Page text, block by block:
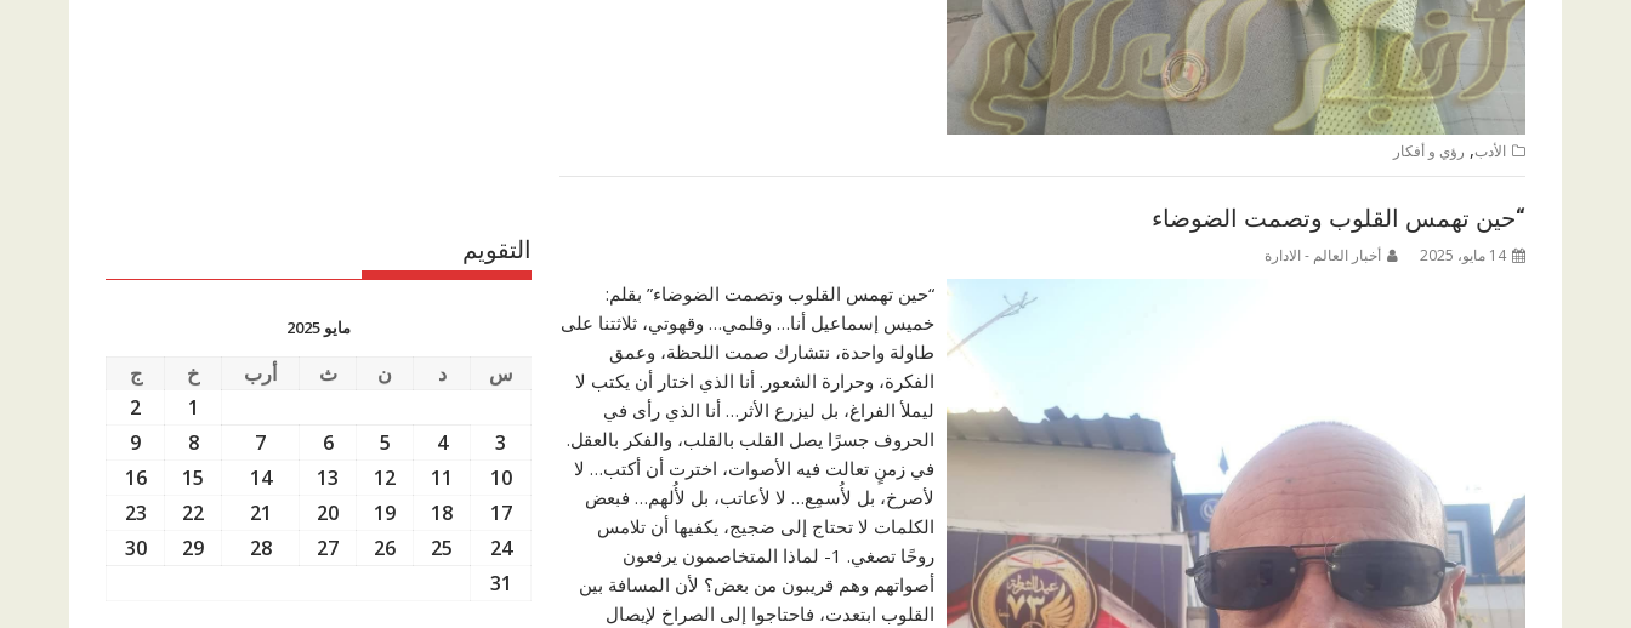
الأدب, رؤي و أفكار
“حين تهمس القلوب وتصمت الضوضاء
14 مايو، 2025 أخبار العالم - الادارة
“حين تهمس القلوب وتصمت الضوضاء” بقلم:
خميس إسماعيل أنا… وقلمي… وقهوتي، ثلاثتنا على
طاولة واحدة، نتشارك صمت اللحظة، وعمق
الفكرة، وحرارة الشعور. أنا الذي اختار أن يكتب لا
ليملأ الفراغ، بل ليزرع الأثر… أنا الذي رأى في
الحروف جسرًا يصل القلب بالقلب، والفكر بالعقل.
في زمنٍ تعالت فيه الأصوات، اخترت أن أكتب… لا
لأصرخ، بل لأُسمِع… لا لأعاتب، بل لأُلهم… فبعض
الكلمات لا تحتاج إلى ضجيج، يكفيها أن تلامس
روحًا تصغي. 1- لماذا المتخاصمون يرفعون
أصواتهم وهم قريبون من بعض؟ لأن المسافة بين
القلوب ابتعدت، فاحتاجوا إلى الصراخ لإيصال
التقويم
مايو 2025
س د ن ث أرب خ
ج
1
2
3
4
5
6
7
8
9
10
11
12
13
14
15
16
17
18
19
20
21
22
23
24
25
26
27
28
29
30
31